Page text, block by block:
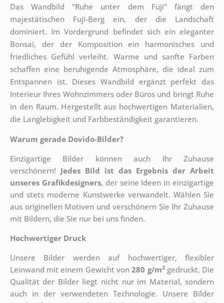
Das Wandbild "Ruhe unter dem Fuji" fängt den
majestätischen Fuji-Berg ein, der die Landschaft
dominiert. Im Vordergrund befindet sich ein eleganter
Bonsai, der der Komposition ein harmonisches und
friedliches Gefühl verleiht. Warme und sanfte Farben
schaffen eine beruhigende Atmosphäre, die ideal zum
Entspannen ist. Dieses Wandbild ergänzt perfekt das
Interieur Ihres Wohnzimmers oder Büros und bringt Ruhe
in den Raum. Hergestellt aus hochwertigen Materialien,
die Langlebigkeit und Farbbeständigkeit garantieren.
Warum gerade Dovido-Bilder?
Einzigartige Bilder können auch Ihr Zuhause
verschönern! Jedes Bild ist das Ergebnis der Arbeit
unseres Grafikdesigners, der seine Ideen in einzigartige
und stets moderne Kunstwerke verwandelt. Wählen Sie
aus originellen Motiven und verschönern Sie Ihr Zuhause
mit Bildern, die Sie nur bei uns finden.
Hochwertiger Druck
Unsere Bilder werden auf hochwertiger, flexibler
Leinwand mit einem Gewicht von280 g/m2gedruckt. Die
Qualität der Bilder liegt nicht nur im Material, sondern
auch in der verwendeten Technologie. Unsere Bilder